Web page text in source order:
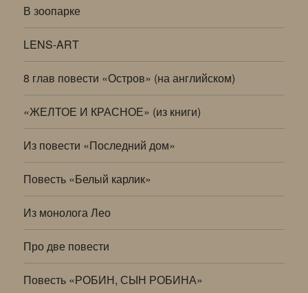
В зоопарке
LENS-ART
8 глав повести «Остров» (на английском)
«ЖЕЛТОЕ И КРАСНОЕ» (из книги)
Из повести «Последний дом»
Повесть «Белый карлик»
Из монолога Лео
Про две повести
Повесть «РОБИН, СЫН РОБИНА»